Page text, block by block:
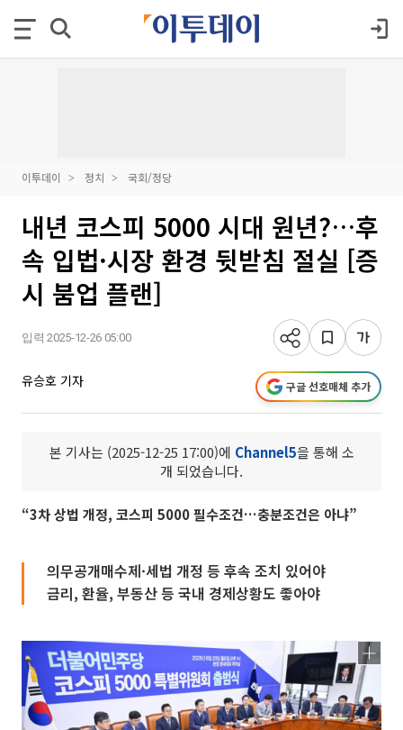
이투데이 정치 국회/정당
내년 코스피 5000 시대 원년?…후
속 입법·시장 환경 뒷받침 절실 [증
시 붐업 플랜]
입력 2025-12-26 05:00
유승호 기자 구글 선호매체 추가
본 기사는 (2025-12-25 17:00)에 Channel5을 통해 소
개 되었습니다.
“3차 상법 개정, 코스피 5000 필수조건…충분조건은 아냐”
의무공개매수제·세법 개정 등 후속 조치 있어야
금리, 환율, 부동산 등 국내 경제상황도 좋아야